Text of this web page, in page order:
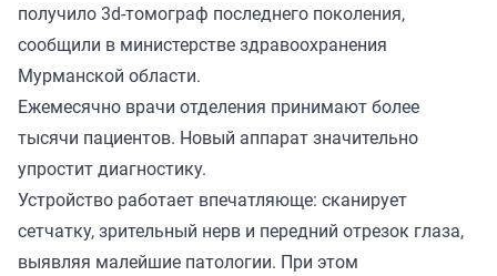
получило 3d-томограф последнего поколения,
сообщили в министерстве здравоохранения
Мурманской области.
Ежемесячно врачи отделения принимают более
тысячи пациентов. Новый аппарат значительно
упростит диагностику.
Устройство работает впечатляюще: сканирует
сетчатку, зрительный нерв и передний отрезок глаза,
выявляя малейшие патологии. При этом